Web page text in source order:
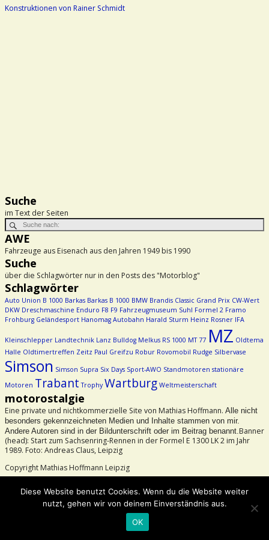
Konstruktionen von Rainer Schmidt
Suche
im Text der Seiten
AWE
Fahrzeuge aus Eisenach aus den Jahren 1949 bis 1990
Suche
über die Schlagwörter nur in den Posts des "Motorblog"
Schlagwörter
Auto Union B 1000 Barkas Barkas B 1000 BMW Brandis Classic Grand Prix CW-Wert
DKW Dreschmaschine Enduro F8 F9 Fahrzeugmuseum Suhl Formel 2 Framo
Frohburg Geländesport Hanomag Autobahn Harald Sturm Heinz Rosner IFA
Kleinschlepper Landtechnik Lanz Bulldog Melkus RS 1000 MT 77 MZ Oldtema
Halle Oldtimertreffen Zeitz Paul Greifzu Robur Rovomobil Rudge Silbervase
Simson Simson Supra Six Days Sport-AWO Standmotoren stationäre
Motoren Trabant Trophy Wartburg Weltmeisterschaft
motorostalgie
Eine private und nichtkommerzielle Site von Mathias Hoffmann. Alle nicht
besonders gekennzeichneten Medien und Inhalte stammen von mir.
Andere Autoren sind in der Bildunterschrift oder im Beitrag benannt.Banner
(head): Start zum Sachsenring-Rennen in der Formel E 1300 LK 2 im Jahr
1989. Foto: Andreas Claus, Leipzig
Copyright Mathias Hoffmann Leipzig
Weaver Xtreme Theme
Diese Website benutzt Cookies. Wenn du die Website weiter
nutzt, gehen wir von deinem Einverständnis aus.
OK